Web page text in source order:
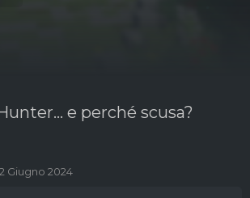
e perché scusa?
Giugno 2024